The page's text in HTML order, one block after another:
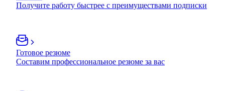
Получите работу быстрее с преимуществами подписки
Готовое резюме
Составим профессиональное резюме за вас